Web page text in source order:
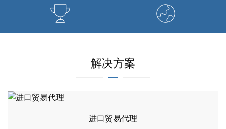
解决方案
进口贸易代理